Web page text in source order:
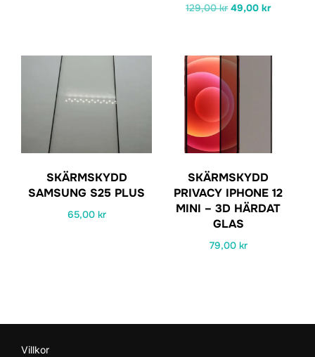
99,00 kr.69,00 kr.
129,00kr Det
var:
49,00krDet
är:
SKÄRMSKYDD
SAMSUNG S25 PLUS
65,00 kr
SKÄRMSKYDD
PRIVACY IPHONE 12
MINI – 3D HÄRDAT
GLAS
79,00 kr
Villkor